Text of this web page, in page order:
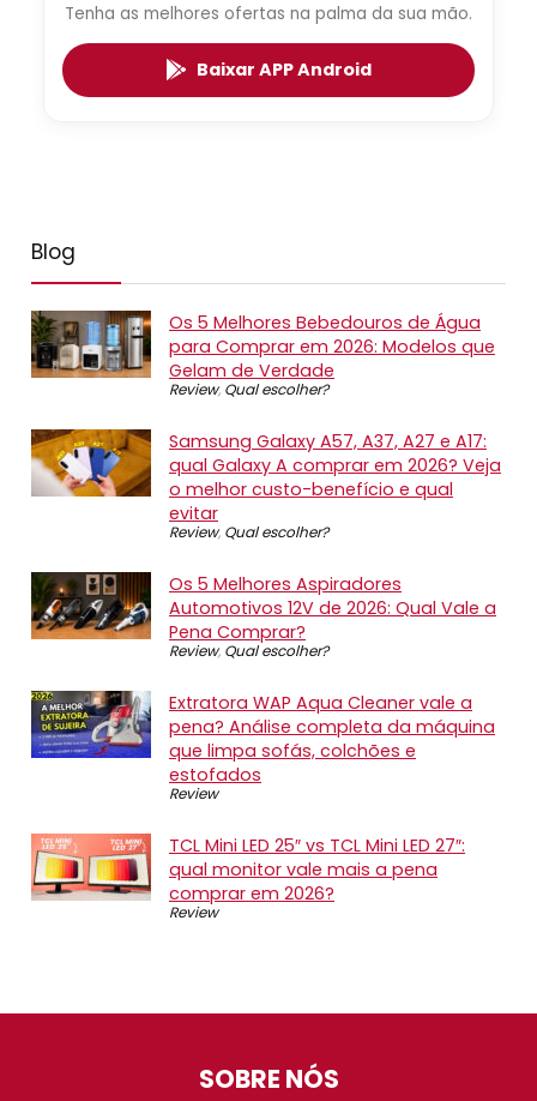
Tenha as melhores ofertas na palma da sua mão.
Baixar APP Android
Blog
Os 5 Melhores Bebedouros de Água
para Comprar em 2026: Modelos que
Gelam de Verdade
Review, Qual escolher?
Samsung Galaxy A57, A37, A27 e A17:
qual Galaxy A comprar em 2026? Veja
o melhor custo-benefício e qual
evitar
Review, Qual escolher?
Os 5 Melhores Aspiradores
Automotivos 12V de 2026: Qual Vale a
Pena Comprar?
Review, Qual escolher?
Extratora WAP Aqua Cleaner vale a
pena? Análise completa da máquina
que limpa sofás, colchões e
estofados
Review
TCL Mini LED 25″ vs TCL Mini LED 27″:
qual monitor vale mais a pena
comprar em 2026?
Review
SOBRE NÓS